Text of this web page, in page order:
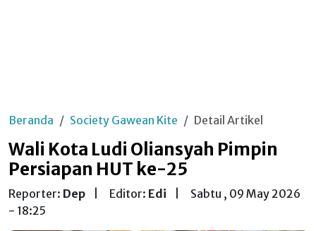
Beranda Society Gawean Kite Detail Artikel
Wali Kota Ludi Oliansyah Pimpin
Persiapan HUT ke-25
Reporter: Dep Editor: Edi
Sabtu , 09 May 2026
- 18:25